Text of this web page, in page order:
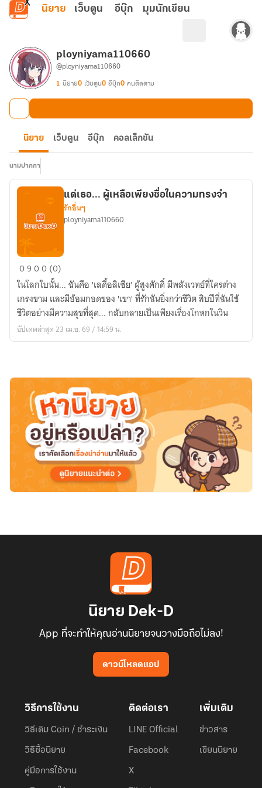
ข้ามไปยังเนื้อหาหลัก
นิยาย เว็บตูน อีบุ๊ก มุมนักเขียน
ployniyama110660
@ployniyama110660
1 นิยาย0 เว็บตูน0 อีบุ๊ก0 คนติดตาม
นิยาย เว็บตูน อีบุ๊ก คอลเล็กชัน
นามปากกา
แด่
เธอ...
ผู้
เหลือ
เพียง
ชื่อ
ทรง
จำ
แด่เธอ... ผู้เหลือเพียงชื่อในความทรงจำ
รักอื่นๆ
ployniyama110660
0900 (0)
​ในโลกใบนั้น... ฉันคือ 'เลดี้อลิเซีย' ผู้สูงศักดิ์ มีพลังเวทย์ที่ใครต่าง
เกรงขาม และมีอ้อมกอดของ 'เขา' ที่รักฉันยิ่งกว่าชีวิต สิบปีที่ฉันใช้
ชีวิตอย่างมีความสุขที่สุด... กลับกลายเป็นเพียงเรื่องโกหกในวิน
อัปเดตล่าสุด 23 เม.ย. 69 / 14:59 น.
นิยาย Dek-D
App ที่จะทำให้คุณอ่านนิยายจนวางมือถือไม่ลง!
ดาวน์โหลดแอป
วิธีการใช้งาน
วิธีเติม Coin / ชำระเงิน
วิธีซื้อนิยาย
คู่มือการใช้งาน
ติดต่อเรา
LINE Official
Facebook
X
เพิ่มเติม
ข่าวสาร
เขียนนิยาย